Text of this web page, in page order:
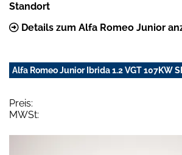
Standort
Details zum Alfa Romeo Junior
Alfa Romeo Junior Ibrida 1.2 VGT 107KW
Preis:
MWSt: